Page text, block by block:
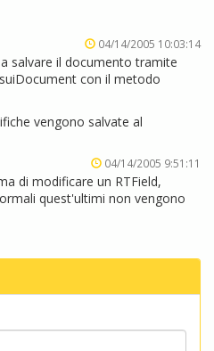
04/14/2005 10:03:14
salvare il documento tramite
con il metodo
vengono salvate al
04/14/2005 9:51:11
di modificare un RTField,
quest'ultimi non vengono